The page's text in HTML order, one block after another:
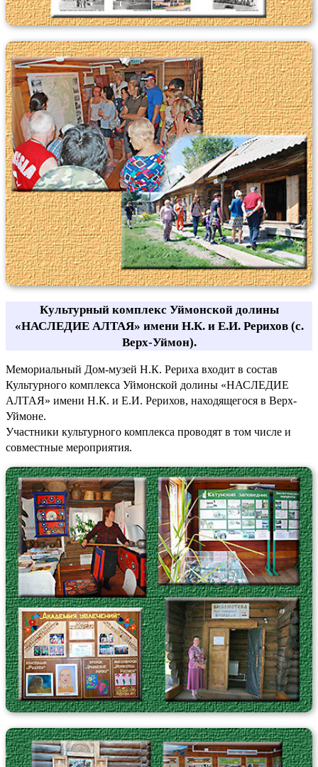
Культурный комплекс Уймонской долины
«НАСЛЕДИЕ АЛТАЯ» имени Н.К. и Е.И. Рерихов (с.
Верх-Уймон).
Мемориальный Дом-музей Н.К. Рериха входит в состав
Культурного комплекса Уймонской долины «НАСЛЕДИЕ
АЛТАЯ» имени Н.К. и Е.И. Рерихов, находящегося в Верх-
Уймоне.
Участники культурного комплекса проводят в том числе и
совместные мероприятия.